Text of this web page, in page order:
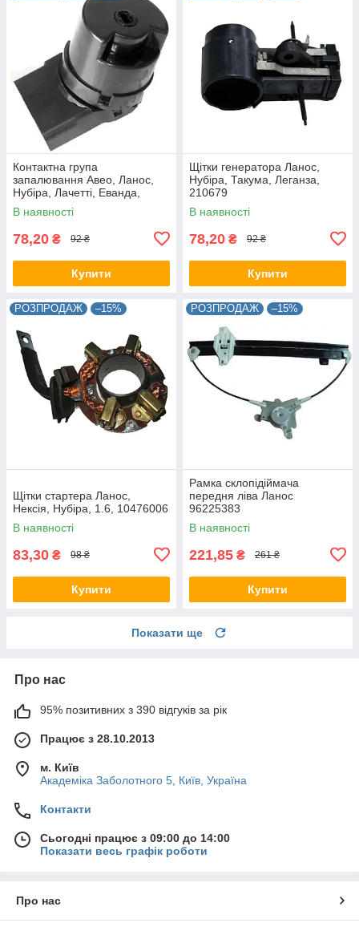
Контактна група
запалювання Авео, Ланос,
Нубіра, Лачетті, Еванда,
96238726
В наявності
78,20 ₴ 92 ₴
Купити
Щітки генератора Ланос,
Нубіра, Такума, Леганза,
210679
В наявності
78,20 ₴ 92 ₴
Купити
РОЗПРОДАЖ –15%
Щітки стартера Ланос,
Нексія, Нубіра, 1.6, 10476006
В наявності
83,30 ₴ 98 ₴
Купити
РОЗПРОДАЖ –15%
Рамка склопідіймача
передня ліва Ланос
96225383
В наявності
221,85 ₴ 261 ₴
Купити
Показати ще
Про нас
95% позитивних з 390 відгуків за рік
Працює з 28.10.2013
м. Київ
Академіка Заболотного 5, Київ, Україна
Контакти
Сьогодні працює з 09:00 до 14:00
Показати весь графік роботи
Про нас